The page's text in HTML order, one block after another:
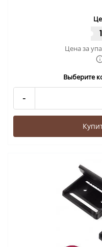
Цена за
Выберите
-